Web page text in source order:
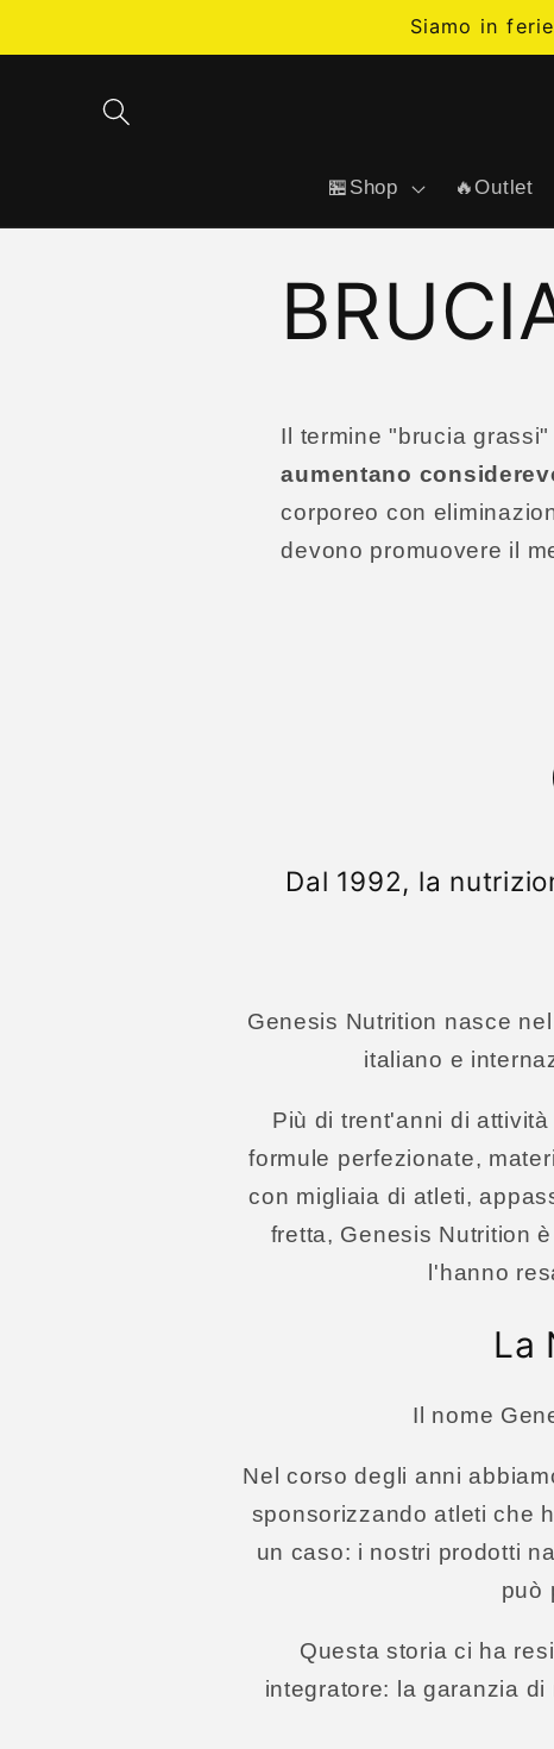
Siamo in
🏪Shop 🔥Outlet
Il termine "brucia
aumentano
corporeo con
devono promuovere il
Dal 1992, la
Genesis Nutrition nasce
italiano e
Più di trent'anni di
formule perfezionate,
con migliaia di atleti,
fretta, Genesis Nutrition
l'hanno
La
Il nome
Nel corso degli anni
sponsorizzando atleti che
un caso: i nostri prodotti
può
Questa storia ci ha
integratore: la garanzia